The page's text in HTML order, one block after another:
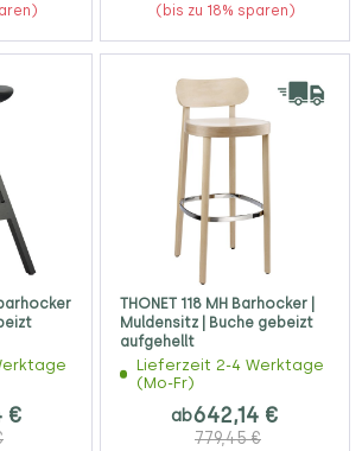
(bis zu 18% sparen)
€
THONET 118 MH Barhocker |
Muldensitz | Buche gebeizt
aufgehellt
Lieferzeit 2-4 Werktage
(Mo-Fr)
ab642,14 €
779,45 €